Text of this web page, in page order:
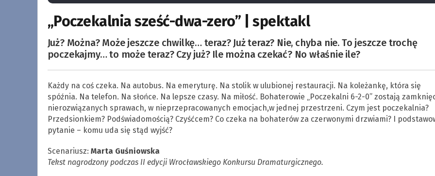
„Poczekalnia sześć-dwa-zero” | spektakl
Już? Można? Może jeszcze chwilkę… teraz? Już teraz? Nie, chyba nie. To jeszcze trochę
poczekajmy… to może teraz? Czy już? Ile można czekać? No właśnie ile?
Każdy na coś czeka. Na autobus. Na emeryturę. Na stolik w ulubionej restauracji. Na koleżankę, która się
spóźnia. Na telefon. Na słońce. Na lepsze czasy. Na miłość. Bohaterowie „Poczekalni 6-2-0” zostają
nierozwiązanych sprawach, w nieprzepracowanych emocjach,w jednej przestrzeni. Czym jest poczekalnia?
Przedsionkiem? Podświadomością? Czyśćcem? Co czeka na bohaterów za czerwonymi drzwiami? I
pytanie – komu uda się stąd wyjść?
Scenariusz: Marta Guśniowska
Tekst nagrodzony podczas II edycji Wrocławskiego Konkursu Dramaturgicznego.